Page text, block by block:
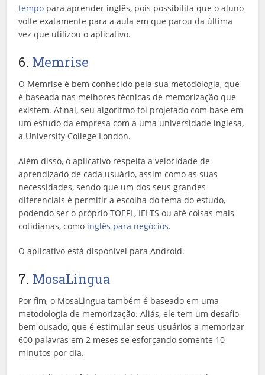
tempo para aprender inglês, pois possibilita que o aluno
volte exatamente para a aula em que parou da última
vez que utilizou o aplicativo.
6. Memrise
O Memrise é bem conhecido pela sua metodologia, que
é baseada nas melhores técnicas de memorização que
existem. Afinal, seu algoritmo foi projetado com base em
um estudo da empresa com a uma universidade inglesa,
a University College London.
Além disso, o aplicativo respeita a velocidade de
aprendizado de cada usuário, assim como as suas
necessidades, sendo que um dos seus grandes
diferenciais é permitir a escolha do tema do estudo,
podendo ser o próprio TOEFL, IELTS ou até coisas mais
cotidianas, como inglês para negócios.
O aplicativo está disponível para Android.
7. MosaLingua
Por fim, o MosaLingua também é baseado em uma
metodologia de memorização. Aliás, ele tem um desafio
bem ousado, que é estimular seus usuários a memorizar
600 palavras em 2 meses se esforçando somente 10
minutos por dia.